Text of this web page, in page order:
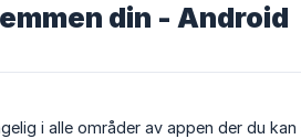
din - Android
i alle områder av appen der du